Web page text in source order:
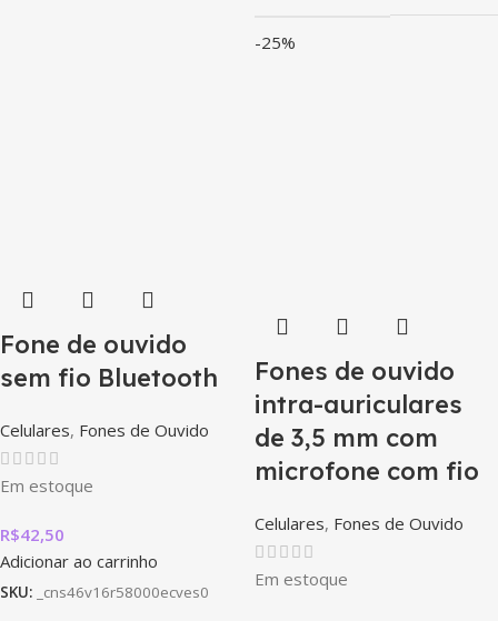
Fone de ouvido
sem fio Bluetooth
Celulares, Fones de Ouvido
Em estoque
R$42,50
Adicionar ao carrinho
SKU: _cns46v16r58000ecves0
-25%
Fones de ouvido
intra-auriculares
de 3,5 mm com
microfone com fio
Celulares, Fones de Ouvido
Em estoque